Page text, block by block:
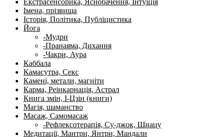
Екстрасенсорика, Яснобачення, Інтуїція
Імена, прізвища
Історія, Політика, Публіцистика
Йога
-Мудри
-Пранаяма, Дихання
-Чакри, Аура
Каббала
Камасутра, Секс
Камені, метали, магніти
Карма, Реінкарнація, Астрал
Книга змін, І-Цзін (книги)
Магія, шаманство
Масаж, Самомасаж
-Рефлексотерапія, Су-джок, Шиацу
Медитації, Мантри, Янтри, Мандали